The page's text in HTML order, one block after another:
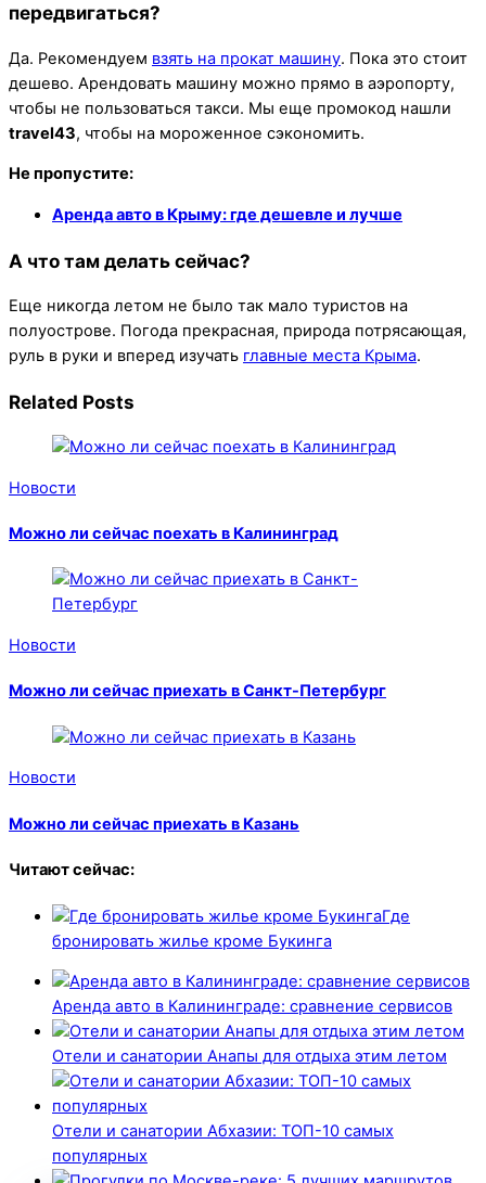
передвигаться?
Да. Рекомендуем взять на прокат машину. Пока это стоит
дешево. Арендовать машину можно прямо в аэропорту,
чтобы не пользоваться такси. Мы еще промокод нашли
travel43, чтобы на мороженное сэкономить.
Не пропустите:
Аренда авто в Крыму: где дешевле и лучше
А что там делать сейчас?
Еще никогда летом не было так мало туристов на
полуострове. Погода прекрасная, природа потрясающая,
руль в руки и вперед изучать главные места Крыма.
Related Posts
Новости
Можно ли сейчас поехать в Калининград
Новости
Можно ли сейчас приехать в Санкт-Петербург
Новости
Можно ли сейчас приехать в Казань
Читают сейчас:
Где
бронировать жилье кроме Букинга
Аренда авто в Калининграде: сравнение сервисов
Отели и санатории Анапы для отдыха этим летом
Отели и санатории Абхазии: ТОП-10 самых
популярных